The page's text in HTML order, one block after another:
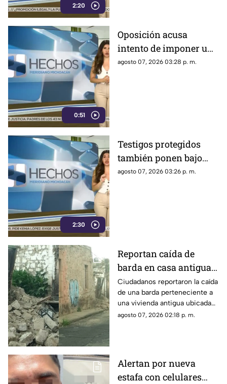
2:20
0:51
Oposición acusa
intento de imponer una
sola narrativa y limitar
agosto 07, 2026 03:28 p. m.
2:30
Testigos protegidos
también ponen bajo
presión a políticos en
agosto 07, 2026 03:26 p. m.
Reportan caída de
barda en casa antigua
del Centro de Morelia
Ciudadanos reportaron la caída
de una barda perteneciente a
una vivienda antigua ubicada
en pleno Centro Histórico de
agosto 07, 2026 02:18 p. m.
Alertan por nueva
estafa con celulares